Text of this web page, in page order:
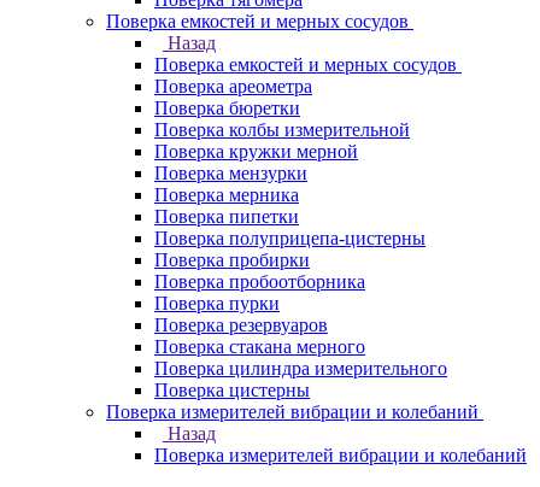
Поверка емкостей и мерных сосудов
Назад
Поверка емкостей и мерных сосудов
Поверка ареометра
Поверка бюретки
Поверка колбы измерительной
Поверка кружки мерной
Поверка мензурки
Поверка мерника
Поверка пипетки
Поверка полуприцепа-цистерны
Поверка пробирки
Поверка пробоотборника
Поверка пурки
Поверка резервуаров
Поверка стакана мерного
Поверка цилиндра измерительного
Поверка цистерны
Поверка измерителей вибрации и колебаний
Назад
Поверка измерителей вибрации и колебаний